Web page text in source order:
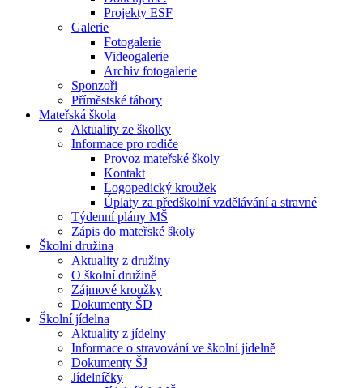
Projekty ESF
Galerie
Fotogalerie
Videogalerie
Archiv fotogalerie
Sponzoři
Příměstské tábory
Mateřská škola
Aktuality ze školky
Informace pro rodiče
Provoz mateřské školy
Kontakt
Logopedický kroužek
Úplaty za předškolní vzdělávání a stravné
Týdenní plány MŠ
Zápis do mateřské školy
Školní družina
Aktuality z družiny
O školní družině
Zájmové kroužky
Dokumenty ŠD
Školní jídelna
Aktuality z jídelny
Informace o stravování ve školní jídelně
Dokumenty ŠJ
Jídelníčky